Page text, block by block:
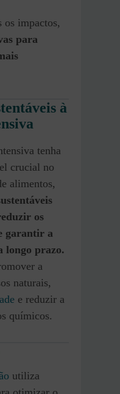
os impactos,
para
à
tenha
crucial no
alimentos,
os
garantir a
longo prazo.
a
naturais,
e reduzir a
químicos.
utiliza